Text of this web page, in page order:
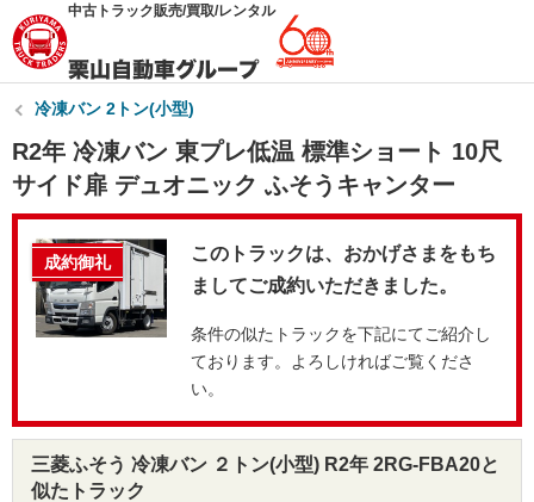
中古トラック販売/買取/レンタル
冷凍バン 2トン(小型)
R2年 冷凍バン 東プレ低温 標準ショート 10尺
サイド扉 デュオニック ふそうキャンター
成約御礼
このトラックは、おかげさまをもち
ましてご成約いただきました。
条件の似たトラックを下記にてご紹介し
ております。よろしければご覧くださ
い。
三菱ふそう 冷凍バン ２トン(小型) R2年 2RG-FBA20と
似たトラック